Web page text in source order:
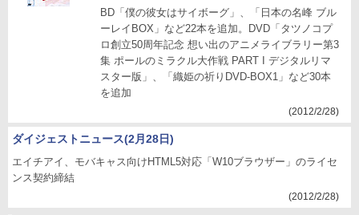
BD「僕の彼女はサイボーグ」、「日本の名峰 ブル
ーレイBOX」など22本を追加。DVD「タツノコプ
ロ創立50周年記念 想い出のアニメライブラリー第3
集 ポールのミラクル大作戦 PART I デジタルリマ
スター版」、「織姫の祈りDVD-BOX1」など30本
を追加
(2012/2/28)
ダイジェストニュース(2月28日)
エイチアイ、モバキャス向けHTML5対応「W10ブラウザー」のライセ
ンス契約締結
(2012/2/28)